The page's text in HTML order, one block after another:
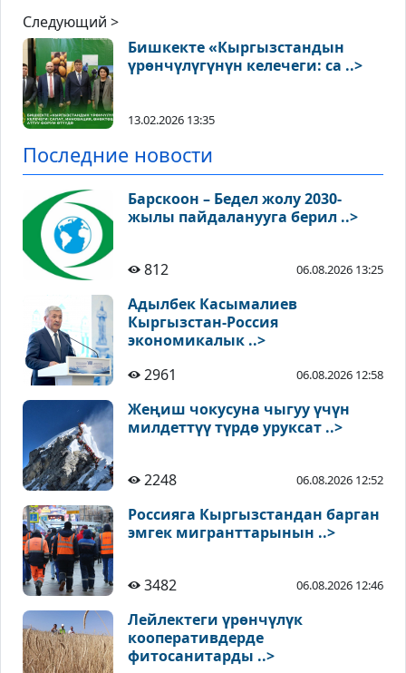
Следующий >
Бишкекте «Кыргызстандын
үрөнчүлүгүнүн келечеги: са ..>
13.02.2026 13:35
Последние новости
Барскоон – Бедел жолу 2030-
жылы пайдаланууга берил ..>
812 06.08.2026 13:25
Адылбек Касымалиев
Кыргызстан-Россия
экономикалык ..>
2961
06.08.2026 12:58
Жеңиш чокусуна чыгуу үчүн
милдеттүү түрдө уруксат ..>
2248 06.08.2026 12:52
Россияга Кыргызстандан барган
эмгек мигранттарынын ..>
3482 06.08.2026 12:46
Лейлектеги үрөнчүлүк
кооперативдерде
фитосанитарды ..>